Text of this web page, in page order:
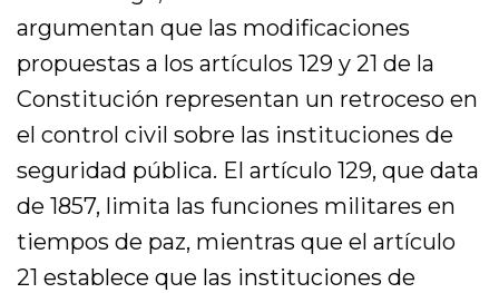
argumentan que las modificaciones
propuestas a los artículos 129 y 21 de la
Constitución representan un retroceso en
el control civil sobre las instituciones de
seguridad pública. El artículo 129, que data
de 1857, limita las funciones militares en
tiempos de paz, mientras que el artículo
21 establece que las instituciones de